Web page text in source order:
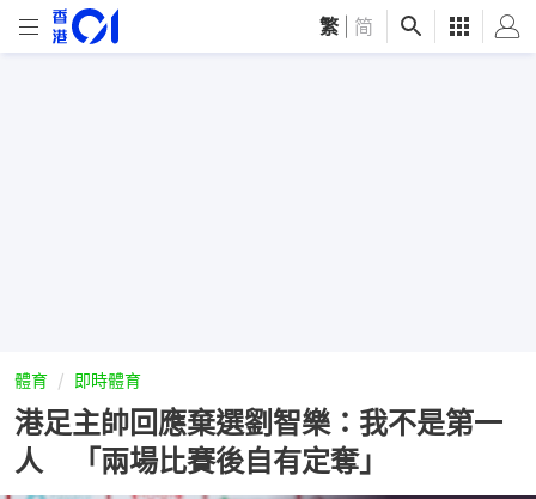
繁 简
體育 即時體育
港足主帥回應棄選劉智樂：我不是第一
人 「兩場比賽後自有定奪」